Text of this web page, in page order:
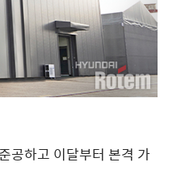
공하고 이달부터 본격 가